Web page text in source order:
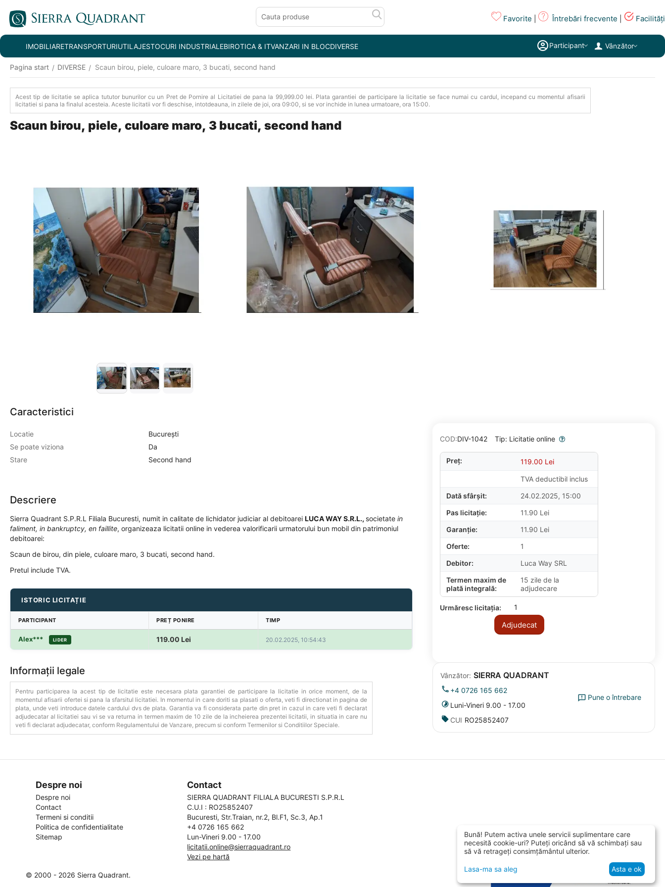
Favorite Întrebări frecvente Facilități
IMOBILIARETRANSPORTURIUTILAJESTOCURI INDUSTRIALEBIROTICA & ITVANZARI IN BLOCDIVERSE Participant Vânzător
Pagina start / DIVERSE / Scaun birou, piele, culoare maro, 3 bucati, second hand
Acest tip de licitatie se aplica tututor bunurilor cu un Pret de Pornire al Licitatiei de pana la 99,999.00 lei. Plata garantiei de participare la licitatie se face numai cu cardul, incepand cu momentul afisarii
licitatiei si pana la finalul acesteia. Aceste licitatii vor fi deschise, intotdeauna, in zilele de joi, ora 09:00, si se vor inchide in lunea urmatoare, ora 15:00.
Scaun birou, piele, culoare maro, 3 bucati, second hand
COD:DIV-1042 Tip: Licitatie online
Preț: 119.00 Lei
TVA deductibil inclus
Dată sfârșit:
24.02.2025, 15:00
Pas licitație:
11.90 Lei
Garanție:
11.90 Lei
Oferte:
1
Debitor:
Luca Way SRL
Termen maxim de
plată integrală:
15 zile de la
adjudecare
Urmăresc licitația: 1
Adjudecat
Vânzător: SIERRA QUADRANT
+4 0726 165 662
Luni-Vineri 9.00 - 17.00
CUI RO25852407
Pune o întrebare
Caracteristici
Locatie
București
Se poate viziona
Da
Stare
Second hand
Descriere
Sierra Quadrant S.P.R.L Filiala Bucuresti, numit in calitate de lichidator judiciar al debitoarei LUCA WAY S.R.L., societate in
faliment, in bankruptcy, en faillite, organizeaza licitatii online in vederea valorificarii urmatorului bun mobil din patrimoniul
debitoarei:
Scaun de birou, din piele, culoare maro, 3 bucati, second hand.
Pretul include TVA.
ISTORIC LICITAȚIE
PARTICIPANT PREȚ PONIRE TIMP
Alex*** LIDER 119.00 Lei 20.02.2025, 10:54:43
Informații legale
Pentru participarea la acest tip de licitatie este necesara plata garantiei de participare la licitatie in orice moment, de la
momentul afisarii ofertei si pana la sfarsitul licitatiei. In momentul in care doriti sa plasati o oferta, veti fi directionat in pagina de
plata, unde veti introduce datele cardului dvs de plata. Garantia va fi considerata parte din pret in cazul in care veti fi declarat
adjudecatar al licitatiei sau vi se va returna in termen maxim de 10 zile de la incheierea prezentei licitatii, in situatia in care nu
veti fi declarat adjudecatar, conform Regulamentului de Vanzare, precum si conform Termenilor si Conditiilor Speciale.
Despre noi
Despre noi
Contact
Termeni si conditii
Politica de confidentialitate
Sitemap
Contact
SIERRA QUADRANT FILIALA BUCURESTI S.P.R.L
C.U.I : RO25852407
Bucuresti, Str.Traian, nr.2, Bl.F1, Sc.3, Ap.1
+4 0726 165 662
Lun-Vineri 9.00 - 17.00
licitatii.online@sierraquadrant.ro
Vezi pe hartă
© 2000 - 2026 Sierra Quadrant.
Bună! Putem activa unele servicii suplimentare care
necesită cookie-uri? Puteți oricând să vă schimbați sau
să vă retrageți consimțământul ulterior.
Lasa-ma sa aleg Asta e ok